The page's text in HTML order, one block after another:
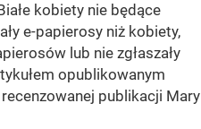
kobiety nie będące
e-papierosy niż kobiety,
lub nie zgłaszały
opublikowanym
publikacji Mary